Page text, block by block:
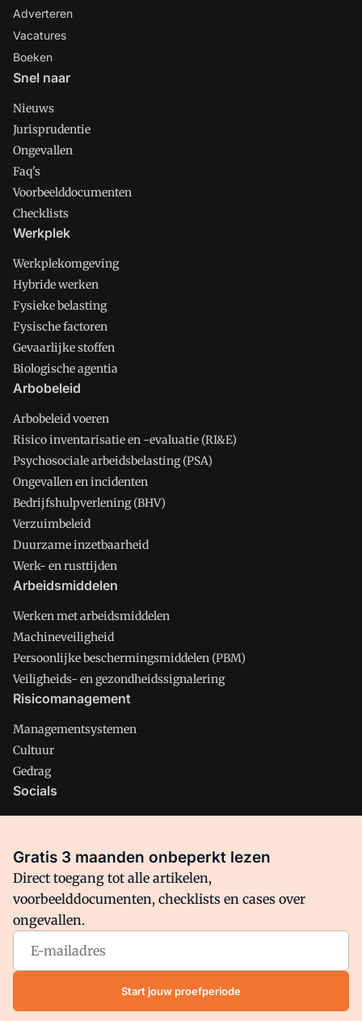
Adverteren
Vacatures
Boeken
Snel naar
Nieuws
Jurisprudentie
Ongevallen
Faq's
Voorbeelddocumenten
Checklists
Werkplek
Werkplekomgeving
Hybride werken
Fysieke belasting
Fysische factoren
Gevaarlijke stoffen
Biologische agentia
Arbobeleid
Arbobeleid voeren
Risico inventarisatie en -evaluatie (RI&E)
Psychosociale arbeidsbelasting (PSA)
Ongevallen en incidenten
Bedrijfshulpverlening (BHV)
Verzuimbeleid
Duurzame inzetbaarheid
Werk- en rusttijden
Arbeidsmiddelen
Werken met arbeidsmiddelen
Machineveiligheid
Persoonlijke beschermingsmiddelen (PBM)
Veiligheids- en gezondheidssignalering
Risicomanagement
Managementsystemen
Cultuur
Gedrag
Socials
Facebook
Arbo is onderdeel van VMN media. Lees inons manifestwaar
VMN media voor staat. Op gebruik van deze site zijn de
volgende regelingen van toepassing:Algemene Voorwaarden
Privacy en Cookie beleid|Privacy instellingen
Gratis 3 maanden onbeperkt lezen
Direct toegang tot alle artikelen,
voorbeelddocumenten, checklists en cases over
ongevallen.
Start jouw proefperiode